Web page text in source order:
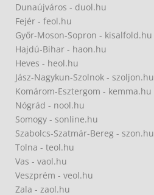
Dunaújváros - duol.hu
Fejér - feol.hu
Győr-Moson-Sopron - kisalfold.hu
Hajdú-Bihar - haon.hu
Heves - heol.hu
Jász-Nagykun-Szolnok - szoljon.hu
Komárom-Esztergom - kemma.hu
Nógrád - nool.hu
Somogy - sonline.hu
Szabolcs-Szatmár-Bereg - szon.hu
Tolna - teol.hu
Vas - vaol.hu
Veszprém - veol.hu
Zala - zaol.hu